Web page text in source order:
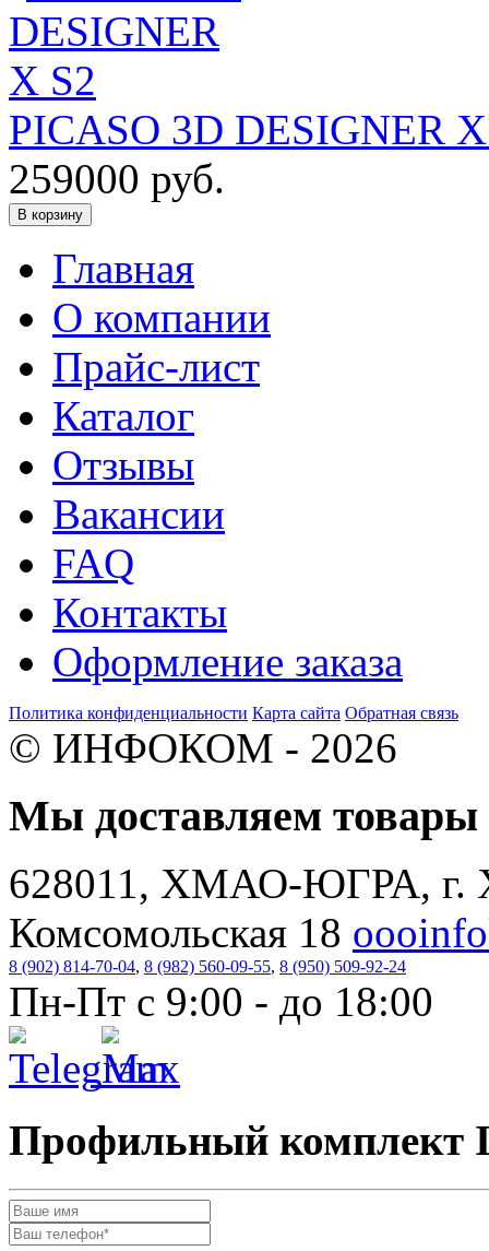
PICASO 3D DESIGNER
259000 руб.
В корзину
Главная
О компании
Прайс-лист
Каталог
Отзывы
Вакансии
FAQ
Контакты
Оформление заказа
Политика конфиденциальности Карта сайта Обратная связь
© ИНФОКОМ - 2026
Мы доставляем
628011, ХМАО-ЮГРА, г.
Комсомольская 18
8 (902) 814-70-04, 8 (982) 560-09-55, 8 (950) 509-92-24
Пн-Пт с 9:00 - до 18:00
Профильный комплект